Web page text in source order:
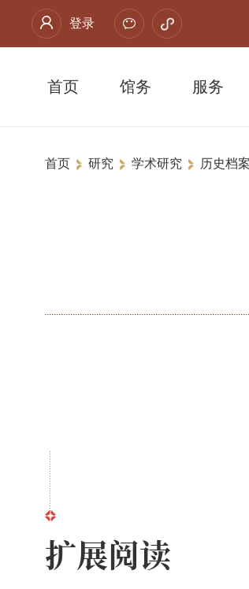
登录
首页 馆务 服务
首页 研究 学术研究 历史档
扩展阅读